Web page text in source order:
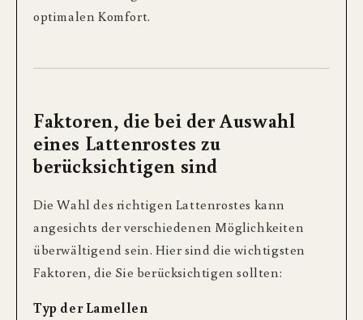
optimalen Komfort.
Faktoren, die bei der Auswahl
eines Lattenrostes zu
berücksichtigen sind
Die Wahl des richtigen Lattenrostes kann
angesichts der verschiedenen Möglichkeiten
überwältigend sein. Hier sind die wichtigsten
Faktoren, die Sie berücksichtigen sollten:
Typ der Lamellen